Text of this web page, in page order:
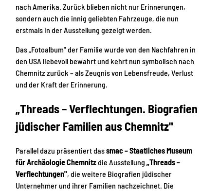
nach Amerika. Zurück blieben nicht nur Erinnerungen,
sondern auch die innig geliebten Fahrzeuge, die nun
erstmals in der Ausstellung gezeigt werden.
Das „Fotoalbum" der Familie wurde von den Nachfahren in
den USA liebevoll bewahrt und kehrt nun symbolisch nach
Chemnitz zurück – als Zeugnis von Lebensfreude, Verlust
und der Kraft der Erinnerung.
„Threads – Verflechtungen. Biografien
jüdischer Familien aus Chemnitz"
Parallel dazu präsentiert dassmac – Staatliches Museum
für Archäologie Chemnitzdie Ausstellung „Threads –
Verflechtungen", die weitere Biografien jüdischer
Unternehmer und ihrer Familien nachzeichnet. Die